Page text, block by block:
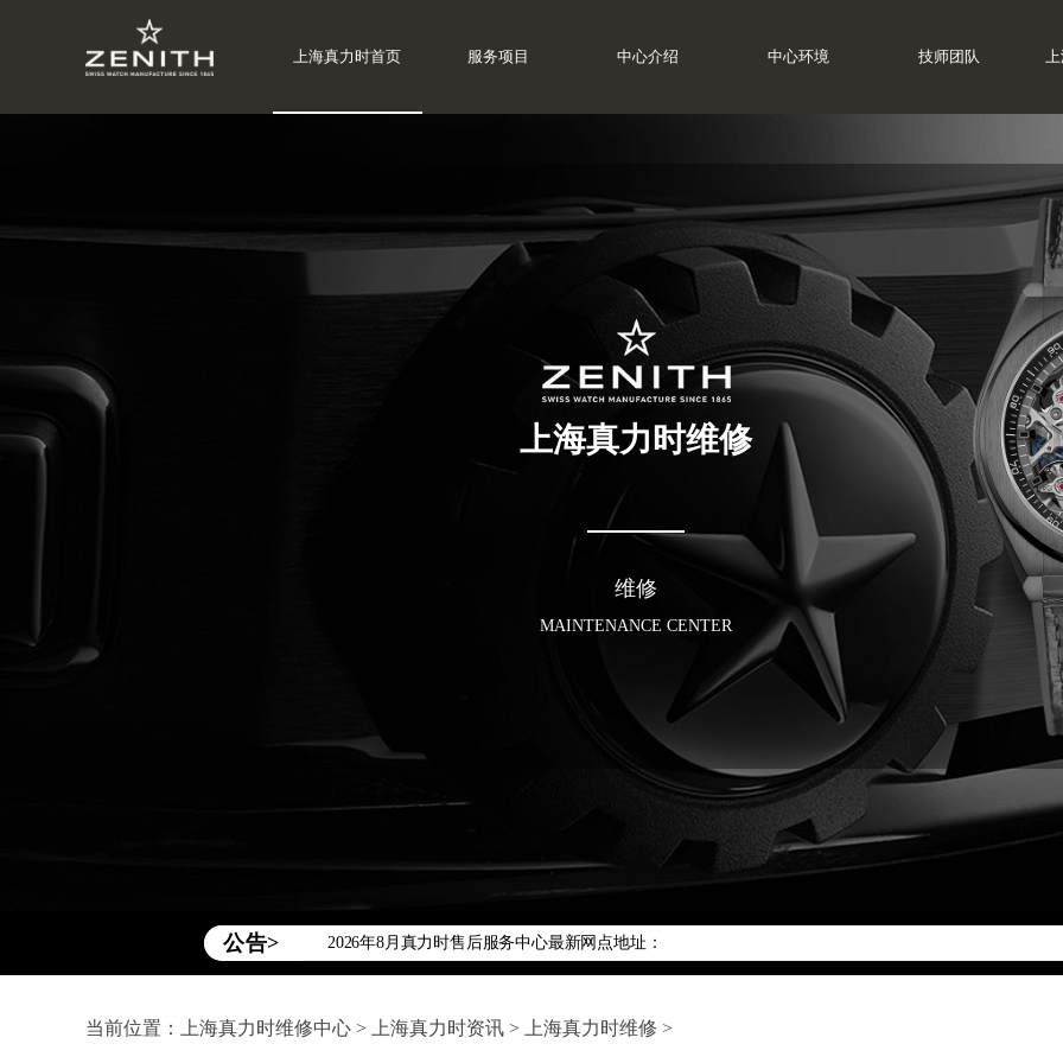
上海真力时首页 服务项目 中心介绍 中心环境 技师团队
上海真力时维修
维修
MAINTENANCE CENTER
公告>
2026年8月真力时全国官方售后客户服务热线：400-801-5802
2026年8月真力时售后服务中心最新网点地址：
北京市东城区东长安街1号王府井东方广场W3座6层602室（需提前预约）
北京市朝阳区建国门外大街甲6号华熙国际中心D座11层1102室（需提前预约）
当前位置： 上海真力时维修中心 > 上海真力时资讯 > 上海真力时维修 >